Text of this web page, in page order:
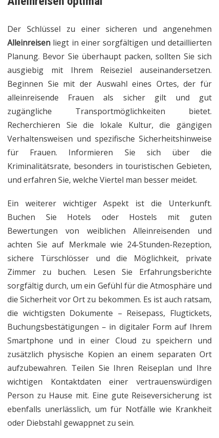
Der Schlüssel zu einer sicheren und angenehmen
Alleinreisen liegt in einer sorgfältigen und detaillierten
Planung. Bevor Sie überhaupt packen, sollten Sie sich
ausgiebig mit Ihrem Reiseziel auseinandersetzen.
Beginnen Sie mit der Auswahl eines Ortes, der für
alleinreisende Frauen als sicher gilt und gut
zugängliche Transportmöglichkeiten bietet.
Recherchieren Sie die lokale Kultur, die gängigen
Verhaltensweisen und spezifische Sicherheitshinweise
für Frauen. Informieren Sie sich über die
Kriminalitätsrate, besonders in touristischen Gebieten,
und erfahren Sie, welche Viertel man besser meidet.
Ein weiterer wichtiger Aspekt ist die Unterkunft.
Buchen Sie Hotels oder Hostels mit guten
Bewertungen von weiblichen Alleinreisenden und
achten Sie auf Merkmale wie 24-Stunden-Rezeption,
sichere Türschlösser und die Möglichkeit, private
Zimmer zu buchen. Lesen Sie Erfahrungsberichte
sorgfältig durch, um ein Gefühl für die Atmosphäre und
die Sicherheit vor Ort zu bekommen. Es ist auch ratsam,
die wichtigsten Dokumente – Reisepass, Flugtickets,
Buchungsbestätigungen – in digitaler Form auf Ihrem
Smartphone und in einer Cloud zu speichern und
zusätzlich physische Kopien an einem separaten Ort
aufzubewahren. Teilen Sie Ihren Reiseplan und Ihre
wichtigen Kontaktdaten einer vertrauenswürdigen
Person zu Hause mit. Eine gute Reiseversicherung ist
ebenfalls unerlässlich, um für Notfälle wie Krankheit
oder Diebstahl gewappnet zu sein.